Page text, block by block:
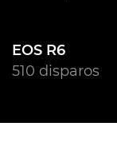
EOS R6
510 disparos